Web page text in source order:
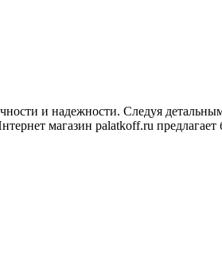
и надежности. Следуя
магазин palatkoff.ru